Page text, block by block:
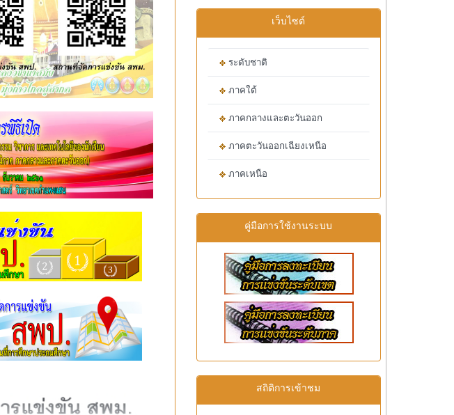
เว็บไซต์
ระดับชาติ
ภาคใต้
ภาคกลางและตะวันออก
ภาคตะวันออกเฉียงเหนือ
ภาคเหนือ
คู่มือการใช้งานระบบ
สถิติการเข้าชม